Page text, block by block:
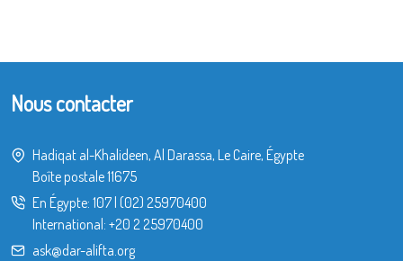
Nous contacter
Hadiqat al-Khalideen, Al Darassa, Le Caire, Égypte
Boîte postale 11675
En Égypte: 107 (02) 25970400
International: +20 2 25970400
ask@dar-alifta.org